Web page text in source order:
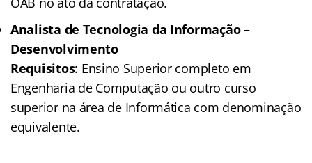
Analista de Tecnologia da Informação –
Desenvolvimento
Requisitos: Ensino Superior completo em
Engenharia de Computação ou outro curso
superior na área de Informática com denominação
equivalente.